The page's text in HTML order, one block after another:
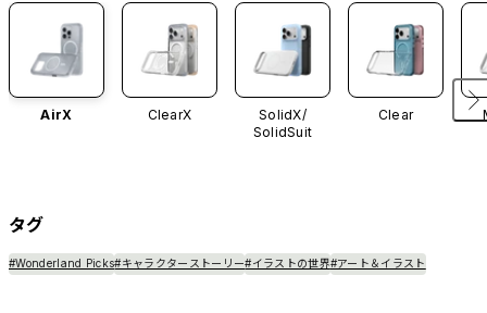
AirX ClearX
SolidX/
SolidSuit
Clear
タグ
#Wonderland Picks#キャラクターストーリー#イラストの世界#アート＆イラスト